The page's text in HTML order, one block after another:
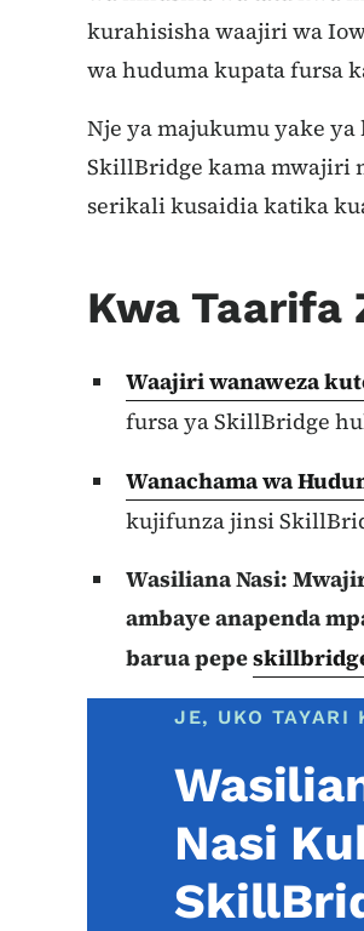
kurahisisha waajiri wa
wa huduma kupata fursa
Nje ya majukumu yake
SkillBridge kama mwajiri
serikali kusaidia katika
Kwa Taarifa
Waajiri wanaweza
fursa ya SkillBridge
Wanachama wa
kujifunza jinsi
Wasiliana Nasi:
ambaye anapenda
barua pepe
JE, UKO TAYARI
Nasi